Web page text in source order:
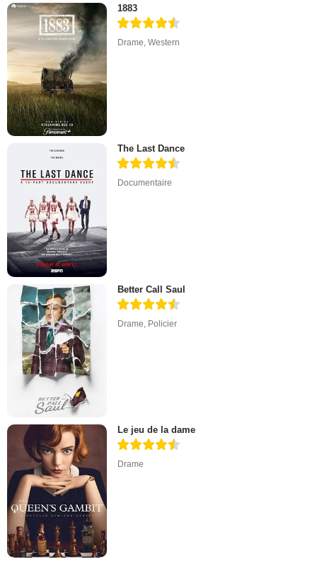
1883
Drame,Western
The Last Dance
Documentaire
Better Call Saul
Drame Policier
Le jeu de la dame
Drame